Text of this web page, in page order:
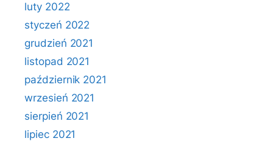
luty 2022
styczeń 2022
grudzień 2021
listopad 2021
październik 2021
wrzesień 2021
sierpień 2021
lipiec 2021